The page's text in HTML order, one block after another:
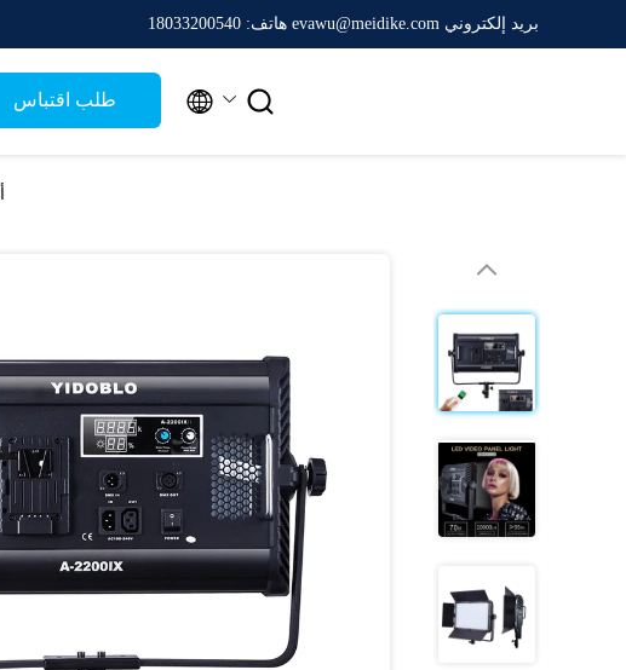
بريد إلكتروني evawu@meidike.com هاتف: 18033200540
طلب اقتباس  